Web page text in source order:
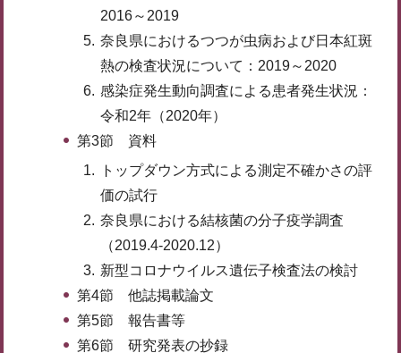
2016～2019
奈良県におけるつつが虫病および日本紅斑
熱の検査状況について：2019～2020
感染症発生動向調査による患者発生状況：
令和2年（2020年）
第3節 資料
トップダウン方式による測定不確かさの評
価の試行
奈良県における結核菌の分子疫学調査
（2019.4-2020.12）
新型コロナウイルス遺伝子検査法の検討
第4節 他誌掲載論文
第5節 報告書等
第6節 研究発表の抄録